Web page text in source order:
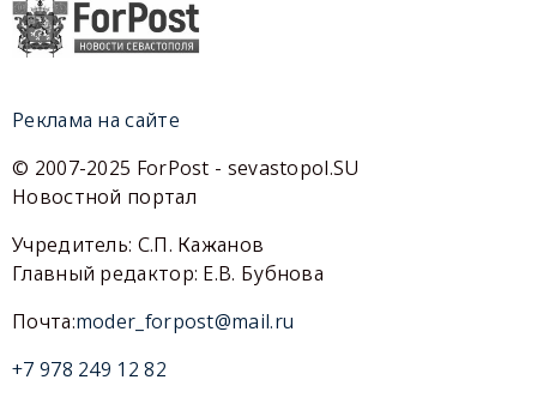
Реклама на сайте
© 2007-2025 ForPost - sevastopol.SU
Новостной портал
Учредитель: С.П. Кажанов
Главный редактор: Е.В. Бубнова
Почта:moder_forpost@mail.ru
+7 978 249 12 82